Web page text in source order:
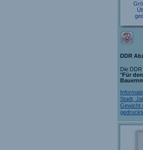
DDR
Die
"Für
Stadt,
Gewicht